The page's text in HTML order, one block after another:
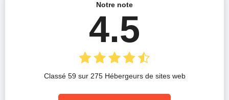
Notre note
4.5
Classé 59 sur 275 Hébergeurs de sites web